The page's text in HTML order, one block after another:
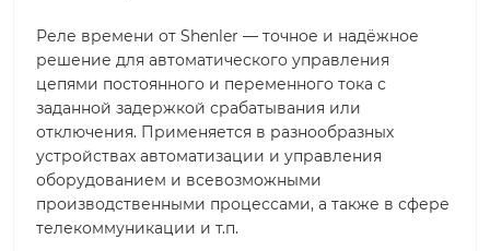
Реле времени от Shenler — точное и надёжное
решение для автоматического управления
цепями постоянного и переменного тока с
заданной задержкой срабатывания или
отключения. Применяется в разнообразных
устройствах автоматизации и управления
оборудованием и всевозможными
производственными процессами, а также в сфере
телекоммуникации и т.п.